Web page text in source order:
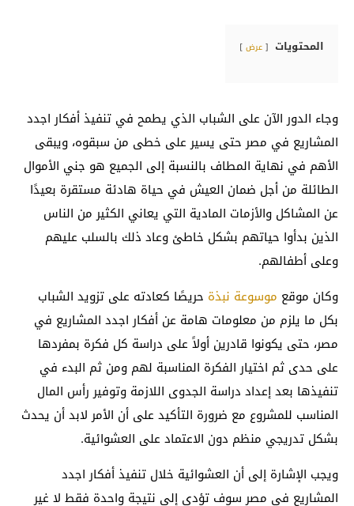
المحتويات عرض
وجاء الدور الآن على الشباب الذي يطمح في تنفيذ أفكار اجدد
المشاريع في مصر حتى يسير على خطى من سبقوه، ويبقى
الأهم في نهاية المطاف بالنسبة إلى الجميع هو جني الأموال
الطائلة من أجل ضمان العيش في حياة هادئة مستقرة بعيدًا
عن المشاكل والأزمات المادية التي يعاني الكثير من الناس
الذين بدأوا حياتهم بشكل خاطئ وعاد ذلك بالسلب عليهم
وعلى أطفالهم.
وكان موقع موسوعة نبذة حريصًا كعادته على تزويد الشباب
بكل ما يلزم من معلومات هامة عن أفكار اجدد المشاريع في
مصر، حتى يكونوا قادرين أولاً على دراسة كل فكرة بمفردها
على حدى ثم اختيار الفكرة المناسبة لهم ومن ثم البدء في
تنفيذها بعد إعداد دراسة الجدوى اللازمة وتوفير رأس المال
المناسب للمشروع مع ضرورة التأكيد على أن الأمر لابد أن يحدث
بشكل تدريجي منظم دون الاعتماد على العشوائية.
ويجب الإشارة إلى أن العشوائية خلال تنفيذ أفكار اجدد
المشاريع في مصر سوف تؤدي إلى نتيجة واحدة فقط لا غير